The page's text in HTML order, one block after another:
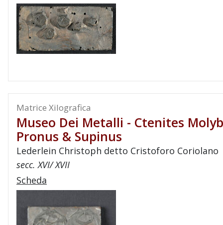
Matrice Xilografica
Museo Dei Metalli - Ctenites
Pronus & Supinus
Lederlein Christoph detto Cristoforo Coriolano
secc. XVI/ XVII
Scheda